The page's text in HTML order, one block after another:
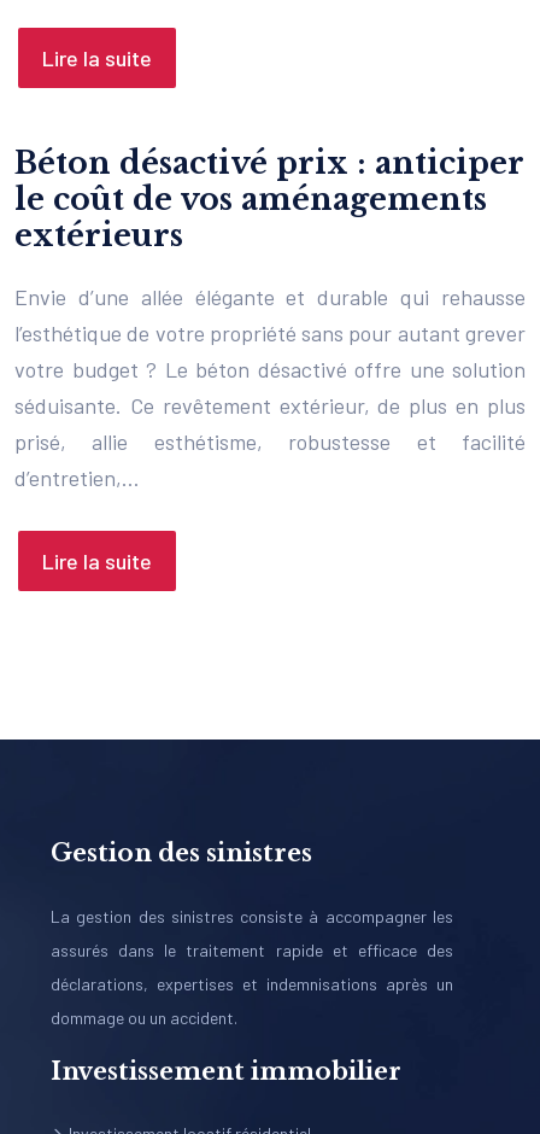
Lire la suite
Béton désactivé prix : anticiper
le coût de vos aménagements
extérieurs
Envie d’une allée élégante et durable qui rehausse
l’esthétique de votre propriété sans pour autant grever
votre budget ? Le béton désactivé offre une solution
séduisante. Ce revêtement extérieur, de plus en plus
prisé, allie esthétisme, robustesse et facilité
d’entretien,…
Lire la suite
Gestion des sinistres
La gestion des sinistres consiste à accompagner les
assurés dans le traitement rapide et efficace des
déclarations, expertises et indemnisations après un
dommage ou un accident.
Investissement immobilier